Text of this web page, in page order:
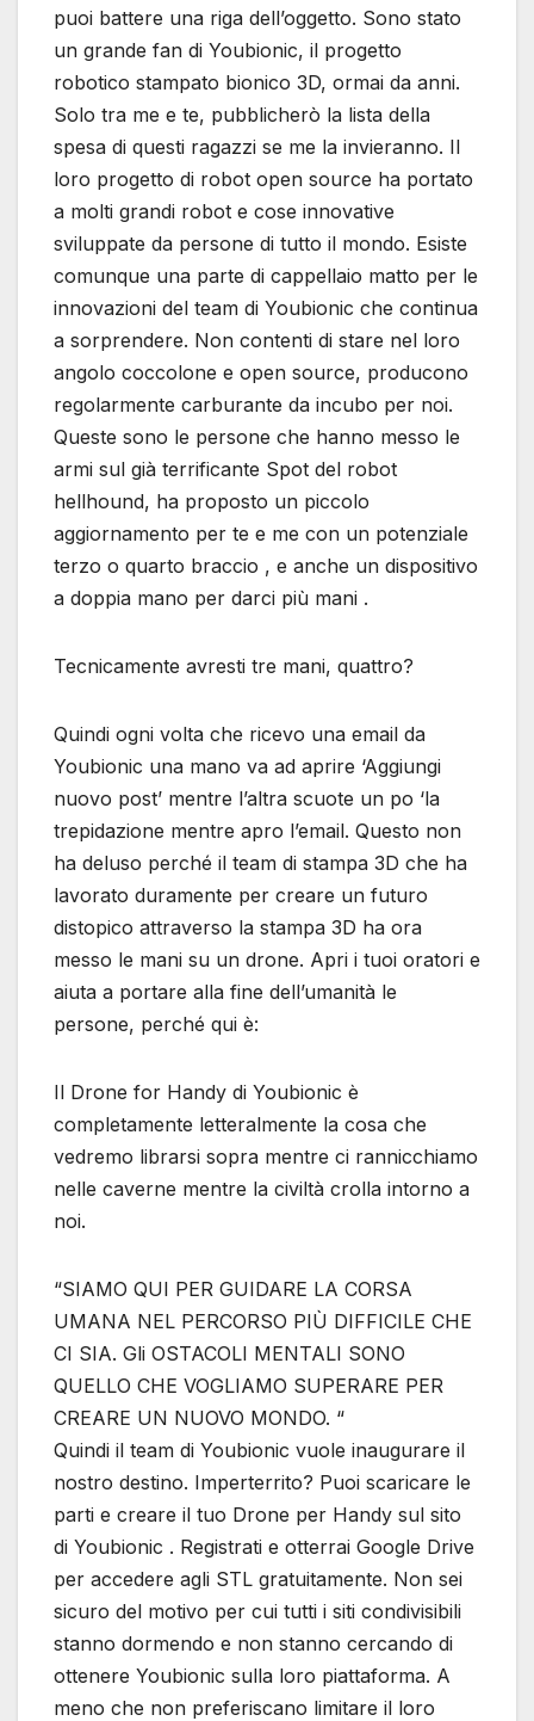
puoi battere una riga dell’oggetto. Sono stato
un grande fan di Youbionic, il progetto
robotico stampato bionico 3D, ormai da anni.
Solo tra me e te, pubblicherò la lista della
spesa di questi ragazzi se me la invieranno. Il
loro progetto di robot open source ha portato
a molti grandi robot e cose innovative
sviluppate da persone di tutto il mondo. Esiste
comunque una parte di cappellaio matto per le
innovazioni del team di Youbionic che continua
a sorprendere. Non contenti di stare nel loro
angolo coccolone e open source, producono
regolarmente carburante da incubo per noi.
Queste sono le persone che hanno messo le
armi sul già terrificante Spot del robot
hellhound, ha proposto un piccolo
aggiornamento per te e me con un potenziale
terzo o quarto braccio , e anche un dispositivo
a doppia mano per darci più mani .
Tecnicamente avresti tre mani, quattro?
Quindi ogni volta che ricevo una email da
Youbionic una mano va ad aprire ‘Aggiungi
nuovo post’ mentre l’altra scuote un po ‘la
trepidazione mentre apro l’email. Questo non
ha deluso perché il team di stampa 3D che ha
lavorato duramente per creare un futuro
distopico attraverso la stampa 3D ha ora
messo le mani su un drone. Apri i tuoi oratori e
aiuta a portare alla fine dell’umanità le
persone, perché qui è:
Il Drone for Handy di Youbionic è
completamente letteralmente la cosa che
vedremo librarsi sopra mentre ci rannicchiamo
nelle caverne mentre la civiltà crolla intorno a
noi.
“SIAMO QUI PER GUIDARE LA CORSA
UMANA NEL PERCORSO PIÙ DIFFICILE CHE
CI SIA. Gli OSTACOLI MENTALI SONO
QUELLO CHE VOGLIAMO SUPERARE PER
CREARE UN NUOVO MONDO. “
Quindi il team di Youbionic vuole inaugurare il
nostro destino. Imperterrito? Puoi scaricare le
parti e creare il tuo Drone per Handy sul sito
di Youbionic . Registrati e otterrai Google Drive
per accedere agli STL gratuitamente. Non sei
sicuro del motivo per cui tutti i siti condivisibili
stanno dormendo e non stanno cercando di
ottenere Youbionic sulla loro piattaforma. A
meno che non preferiscano limitare il loro